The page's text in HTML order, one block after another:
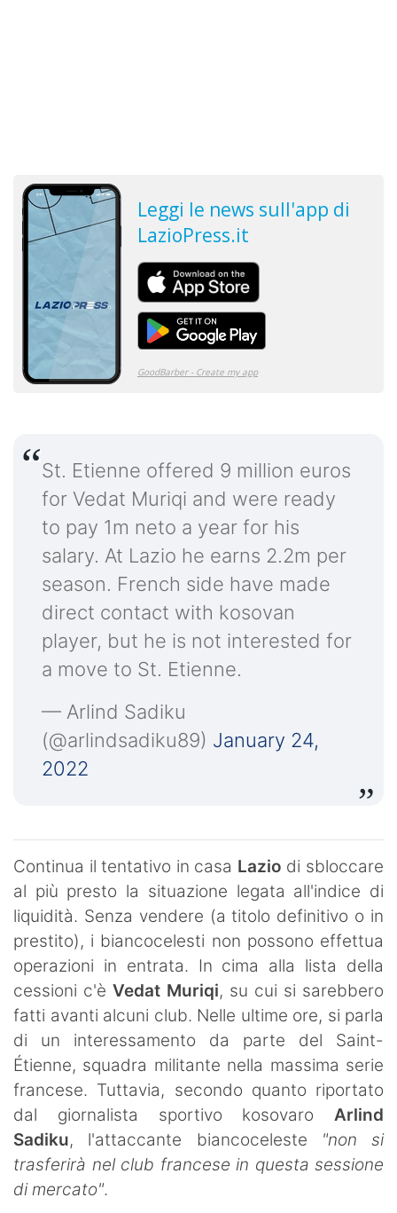
St. Etienne offered 9 million euros
for Vedat Muriqi and were ready
to pay 1m neto a year for his
salary. At Lazio he earns 2.2m per
season. French side have made
direct contact with kosovan
player, but he is not interested for
a move to St. Etienne.
— Arlind Sadiku
(@arlindsadiku89) January 24,
2022
Continua il tentativo in casa Lazio di sbloccare
al più presto la situazione legata all'indice di
liquidità. Senza vendere (a titolo definitivo o in
prestito), i biancocelesti non possono effettua
operazioni in entrata. In cima alla lista della
cessioni c'è Vedat Muriqi, su cui si sarebbero
fatti avanti alcuni club. Nelle ultime ore, si parla
di un interessamento da parte del Saint-
Étienne, squadra militante nella massima serie
francese. Tuttavia, secondo quanto riportato
dal giornalista sportivo kosovaro Arlind
Sadiku, l'attaccante biancoceleste "non si
trasferirà nel club francese in questa sessione
di mercato".